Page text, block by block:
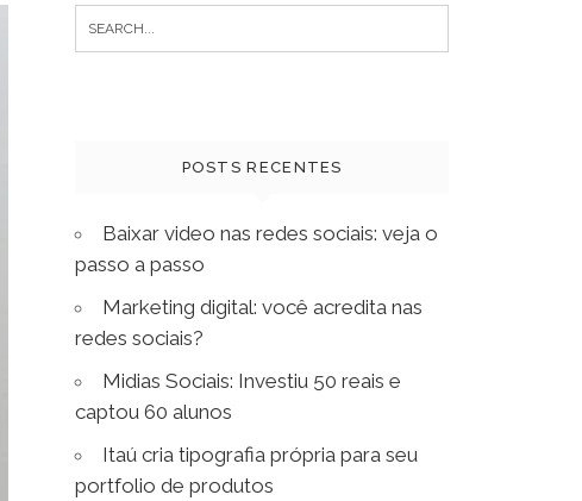
Search
for:
POSTS RECENTES
Baixar video nas redes sociais: veja o
passo a passo
Marketing digital: você acredita nas
redes sociais?
Midias Sociais: Investiu 50 reais e
captou 60 alunos
Itaú cria tipografia própria para seu
portfolio de produtos